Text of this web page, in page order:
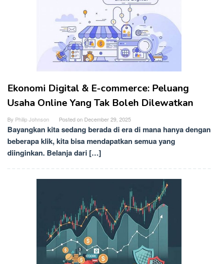
Ekonomi Digital & E-commerce: Peluang
Usaha Online Yang Tak Boleh Dilewatkan
By Philip Johnson Posted on December 29, 2025
Bayangkan kita sedang berada di era di mana hanya dengan
beberapa klik, kita bisa mendapatkan semua yang
diinginkan. Belanja dari […]